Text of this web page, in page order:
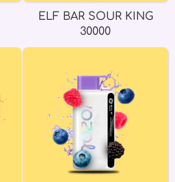
ELF BAR SOUR KING
30000